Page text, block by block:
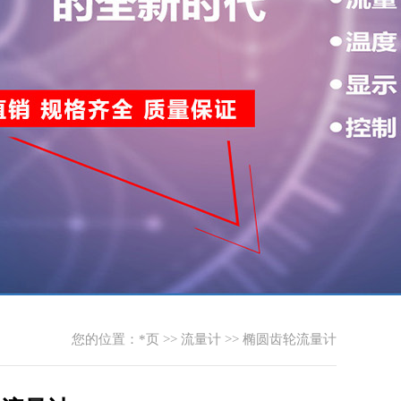
您的位置： *页 >> 流量计 >> 椭圆齿轮流量计